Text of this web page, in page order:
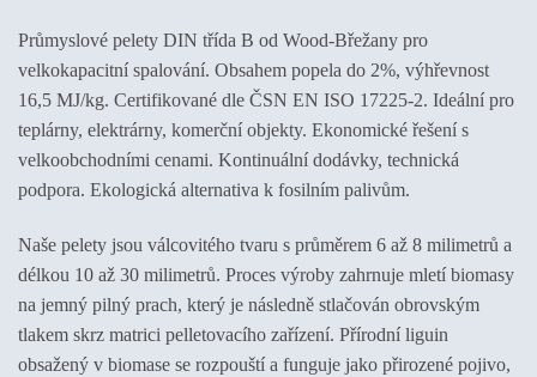
Průmyslové pelety DIN třída B od Wood-Břežany pro
velkokapacitní spalování. Obsahem popela do 2%, výhřevnost
16,5 MJ/kg. Certifikované dle ČSN EN ISO 17225-2. Ideální pro
teplárny, elektrárny, komerční objekty. Ekonomické řešení s
velkoobchodními cenami. Kontinuální dodávky, technická
podpora. Ekologická alternativa k fosilním palivům.
Naše pelety jsou válcovitého tvaru s průměrem 6 až 8 milimetrů a
délkou 10 až 30 milimetrů. Proces výroby zahrnuje mletí biomasy
na jemný pilný prach, který je následně stlačován obrovským
tlakem skrz matrici pelletovacího zařízení. Přírodní liguin
obsažený v biomase se rozpouští a funguje jako přirozené pojivo,